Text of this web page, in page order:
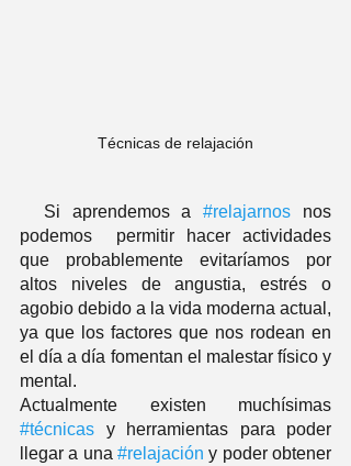
Técnicas de relajación
  Si aprendemos a
#relajarnos nos
podemos  permitir hacer actividades
que probablemente evitaríamos por
altos niveles de angustia, estrés o
agobio debido a la vida moderna actual,
ya que los factores que nos rodean en
el día a día fomentan el malestar físico y
mental.
#técnicas y herramientas para poder
llegar a una #relajación y poder obtener